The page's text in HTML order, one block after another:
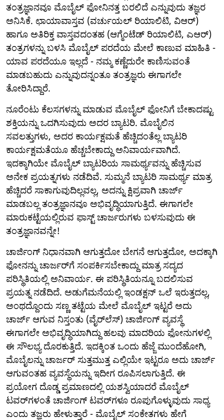
ತಂತ್ರಜ್ಞಾನವೂ ಮೊಬೈಲ್ ಫೋನಿನತ್ತ ಬರಲಿದೆ ಎನ್ನುವುದು ತಜ್ಞರ
ಅನಿಸಿಕೆ. ಛಾಯಾವಾಸ್ತವ (ವರ್ಚುಯಲ್ ರಿಯಾಲಿಟಿ, ವಿಆರ್)
ಹಾಗೂ ಅತಿರಿಕ್ತ ವಾಸ್ತವದಂತಹ (ಆಗ್ಮೆಂಟೆಡ್ ರಿಯಾಲಿಟಿ, ಎಆರ್)
ತಂತ್ರಗಳನ್ನು ಬಳಸಿ ಮೊಬೈಲ್ ಪರದೆಯ ಮೇಲೆ ಕಾಣುವ ಮಾಹಿತಿ -
ಯಾವ ಪರದೆಯೂ ಇಲ್ಲದೆ - ನಮ್ಮ ಕಣ್ಣೆದುರೇ ಕಾಣಿಸುವಂತೆ
ಮಾಡಬಹುದು ಎನ್ನುವುದನ್ನಂತೂ ತಂತ್ರಜ್ಞರು ಈಗಾಗಲೇ
ತೋರಿಸಿದ್ದಾರೆ.
ನೂರೆಂಟು ಕೆಲಸಗಳನ್ನು ಮಾಡುವ ಮೊಬೈಲ್ ಫೋನಿಗೆ ಬೇಕಾದಷ್ಟು
ಶಕ್ತಿಯನ್ನು ಒದಗಿಸುವುದು ಅದರ ಬ್ಯಾಟರಿ. ಮೊಬೈಲಿನ
ಸವಲತ್ತುಗಳು, ಅದರ ಕಾರ್ಯಕ್ಷಮತೆ ಹೆಚ್ಚಿದಂತೆಲ್ಲ ಬ್ಯಾಟರಿ
ಕಾರ್ಯಕ್ಷಮತೆಯೂ ಹೆಚ್ಚಬೇಕಾದ್ದು ಅನಿವಾರ್ಯವಾಗಿದೆ.
ಇದಕ್ಕಾಗಿಯೇ ಮೊಬೈಲ್ ಬ್ಯಾಟರಿಯ ಸಾಮರ್ಥ್ಯವನ್ನು ಹೆಚ್ಚಿಸುವ
ಅನೇಕ ಪ್ರಯತ್ನಗಳು ನಡೆದಿವೆ. ಸುಮ್ಮನೆ ಬ್ಯಾಟರಿ ಸಾಮರ್ಥ್ಯ ಮಾತ್ರ
ಹೆಚ್ಚಿದರೆ ಸಾಕಾಗುವುದಿಲ್ಲವಲ್ಲ, ಅದನ್ನು ಕ್ಷಿಪ್ರವಾಗಿ ಚಾರ್ಜ್
ಮಾಡಬಲ್ಲ ತಂತ್ರಜ್ಞಾನವೂ ಅಭಿವೃದ್ಧಿಯಾಗುತ್ತಿದೆ. ಈಗಾಗಲೇ
ಮಾರುಕಟ್ಟೆಯಲ್ಲಿರುವ ಫಾಸ್ಟ್ ಚಾರ್ಜರುಗಳು ಬಳಸುವುದು ಈ
ತಂತ್ರಜ್ಞಾನವನ್ನೇ!
ಚಾರ್ಜಿಂಗ್ ನಿಧಾನವಾಗಿ ಆಗುತ್ತದೋ ಬೇಗನೆ ಆಗುತ್ತದೋ, ಅದಕ್ಕಾಗಿ
ಫೋನನ್ನು ಚಾರ್ಜರ್‌ಗೆ ಸಂಪರ್ಕಿಸಬೇಕಾದ್ದು ಮಾತ್ರ ಸದ್ಯದ
ಪರಿಸ್ಥಿತಿಯಲ್ಲಿ ಅನಿವಾರ್ಯ. ಈ ಪರಿಸ್ಥಿತಿಯನ್ನೂ ಬದಲಿಸುವ
ಪ್ರಯತ್ನ ನಡೆದಿದೆ. ಅಡುಗೆಮನೆಯಲ್ಲಿ ಇಂಡಕ್ಷನ್ ಒಲೆ ಇರುತ್ತದಲ್ಲ,
ಅಂಥದ್ದೊಂದು ಸಣ್ಣ ತಟ್ಟೆಯ ಮೇಲೆ ಮೊಬೈಲ್ ಇಟ್ಟರೆ ಅದು
ಚಾರ್ಜ್ ಆಗುವ ನಿಸ್ತಂತು (ವೈರ್‌ಲೆಸ್) ಚಾರ್ಜಿಂಗ್ ವ್ಯವಸ್ಥೆ
ಈಗಾಗಲೇ ಅಭಿವೃದ್ಧಿಯಾಗಿದ್ದು ಹಲವು ಮಾದರಿಯ ಫೋನುಗಳಲ್ಲಿ
ಈ ಸೌಲಭ್ಯ ದೊರಕುತ್ತಿದೆ. ಇದಕ್ಕಿಂತ ಒಂದು ಹೆಜ್ಜೆ ಮುಂದೆಹೋಗಿ,
ಮೊಬೈಲನ್ನು ಚಾರ್ಜರ್ ಸುತ್ತಮುತ್ತ ಎಲ್ಲಿಯೇ ಇಟ್ಟರೂ ಅದು ಚಾರ್ಜ್
ಆಗುವಂತಹ ವ್ಯವಸ್ಥೆಯನ್ನು ಇದೀಗ ರೂಪಿಸಲಾಗುತ್ತಿದೆ. ಈ
ಪ್ರಯೋಗ ದೊಡ್ಡ ಪ್ರಮಾಣದಲ್ಲಿ ಯಶಸ್ವಿಯಾದರೆ ಮೊಬೈಲ್
ಟವರ್‌ಗಳಂತೆ ಚಾರ್ಜಿಂಗ್ ಟವರ್‌ಗಳೂ ರೂಪುಗೊಳ್ಳುವುದು ಸಾಧ್ಯ
ಎಂದು ತಜ್ಞರು ಹೇಳುತ್ತಾರೆ - ಮೊಬೈಲ್ ಸಂಕೇತಗಳು ಹೇಗೆ